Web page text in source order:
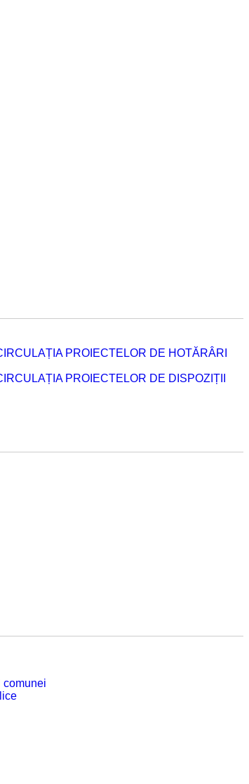
PROIECTELOR DE HOTĂRÂRI
PROIECTELOR DE DISPOZIȚII
comunei